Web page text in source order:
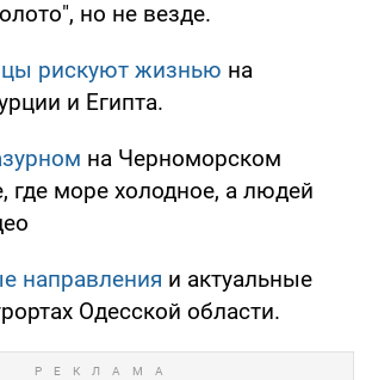
но не везде.
рискуют жизнью на
и Египта.
на Черноморском
где море холодное, а людей
направления и актуальные
Одесской области.